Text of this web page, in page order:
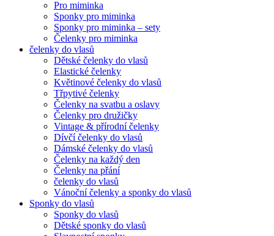
Pro miminka
Sponky pro miminka
Sponky pro miminka – sety
Čelenky pro miminka
čelenky do vlasů
Dětské čelenky do vlasů
Elastické čelenky
Květinové čelenky do vlasů
Třpytivé čelenky
Čelenky na svatbu a oslavy
Čelenky pro družičky
Vintage & přírodní čelenky
Dívčí čelenky do vlasů
Dámské čelenky do vlasů
Čelenky na každý den
Čelenky na přání
čelenky do vlasů
Vánoční čelenky a sponky do vlasů
Sponky do vlasů
Sponky do vlasů
Dětské sponky do vlasů